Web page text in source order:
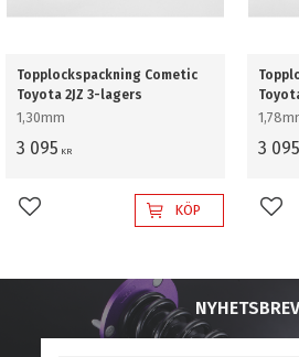
Topplockspackning Cometic
Toyota 2JZ 3-lagers
1,30mm
3 095 KR
Lägg till i favoriterKÖP
3 095
NYHETSBREV